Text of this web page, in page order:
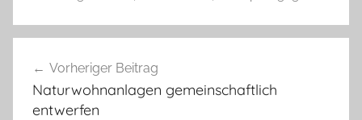
Vorheriger Beitrag
Naturwohnanlagen gemeinschaftlich
entwerfen